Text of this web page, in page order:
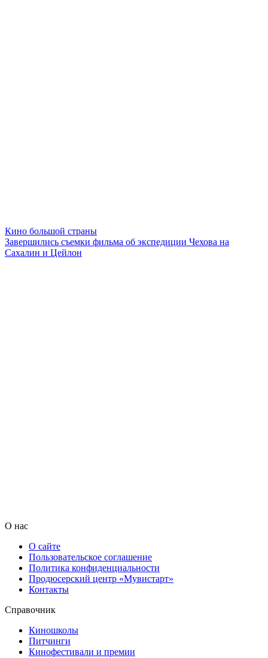
Кино большой страны
Завершились съемки фильма об экспедиции Чехова на
Сахалин и Цейлон
О нас
О сайте
Пользовательское соглашение
Политика конфиденциальности
Продюсерский центр «Мувистарт»
Контакты
Справочник
Киношколы
Питчинги
Кинофестивали и премии